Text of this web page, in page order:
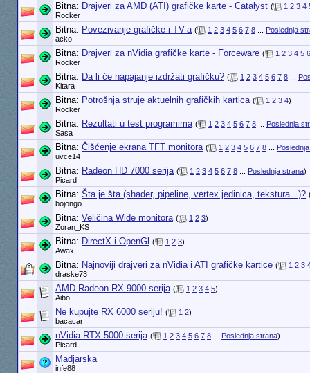
Bitna: Drajveri za AMD (ATI) grafičke karte - Catalyst ( 1 2 3 4
Rocker
Bitna: Povezivanje grafičke i TV-a ( 1 2 3 4 5 6 7 8... Poslednja
acko
Bitna: Drajveri za nVidia grafičke karte - Forceware ( 1 2 3 4 5 6
Rocker
Bitna: Da li će napajanje izdržati grafičku? ( 1 2 3 4 5 6 7 8...
Kitara
Bitna: Potrošnja struje aktuelnih grafičkih kartica ( 1 2 3 4)
Rocker
Bitna: Rezultati u test programima ( 1 2 3 4 5 6 7 8... Poslednja
Sasa
Bitna: Čišćenje ekrana TFT monitora ( 1 2 3 4 5 6 7 8...
uvce14
Bitna: Radeon HD 7000 serija ( 1 2 3 4 5 6 7 8... Poslednja strana)
Picard
Bitna: Šta je šta (shader, pipeline, vertex jedinica, tekstura...)?
bojongo
Bitna: Veličina Wide monitora ( 1 2 3)
Zoran_KS
Bitna: DirectX i OpenGl ( 1 2 3)
Awax
Bitna: Najnoviji drajveri za nVidia i ATI grafičke kartice ( 1 2 3
draske73
AMD Radeon RX 9000 serija ( 1 2 3 4 5)
Aibo
Ne kupujte RX 6000 seriju! ( 1 2)
bacacar
nVidia RTX 5000 serija ( 1 2 3 4 5 6 7 8... Poslednja strana)
Picard
Madjarska
infe88